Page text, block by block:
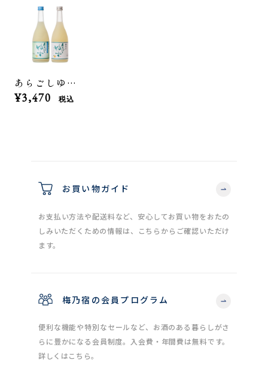
あらごしゆず飲み比べセット（ノンアルコール&アルコール）
¥3,470 税込
お買い物ガイド
お支払い方法や配送料など、安心してお買い物をおたの
しみいただくための情報は、こちらからご確認いただけ
ます。
梅乃宿の会員プログラム
便利な機能や特別なセールなど、お酒のある暮らしがさ
らに豊かになる会員制度。入会費・年間費は無料です。
詳しくはこちら。